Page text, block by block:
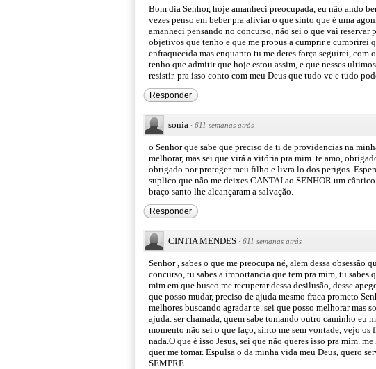
Bom dia Senhor, hoje amanheci preocupada, eu não ando
vezes penso em beber pra aliviar o que sinto que é uma
amanheci pensando no concurso, não sei o que vai reservar
objetivos que tenho e que me propus a cumprir e cumprirei
enfraquecida mas enquanto tu me deres força seguirei,
tenho que admitir que hoje estou assim, e que nesses
resistir. pra isso conto com meu Deus que tudo ve e tudo
Responder
sonia · 611 semanas atrás
o Senhor que sabe que preciso de ti de providencias na
melhorar, mas sei que virá a vitória pra mim. te amo,
obrigado por proteger meu filho e livra lo dos perigos.
suplico que não me deixes.CANTAI ao SENHOR um
braço santo lhe alcançaram a salvação.
Responder
CINTIA MENDES · 611 semanas atrás
Senhor , sabes o que me preocupa né, alem dessa obsessão
concurso, tu sabes a importancia que tem pra mim, tu
mim em que busco me recuperar dessa desilusão, desse
que posso mudar, preciso de ajuda mesmo fraca prometo
melhores buscando agradar te. sei que posso melhorar mas
ajuda. ser chamada, quem sabe tomando outro caminho eu
momento não sei o que faço, sinto me sem vontade, vejo os
nada.O que é isso Jesus, sei que não queres isso pra mim.
quer me tomar. Espulsa o da minha vida meu Deus, quero
SEMPRE.